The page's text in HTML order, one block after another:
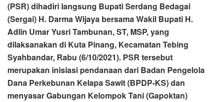
(PSR) dihadiri langsung Bupati Serdang Bedagai
(Sergai) H. Darma Wijaya bersama Wakil Bupati H.
Adlin Umar Yusri Tambunan, ST, MSP, yang
dilaksanakan di Kuta Pinang, Kecamatan Tebing
Syahbandar, Rabu (6/10/2021). PSR tersebut
merupakan inisiasi pendanaan dari Badan Pengelola
Dana Perkebunan Kelapa Sawit (BPDP-KS) dan
menyasar Gabungan Kelompok Tani (Gapoktan)